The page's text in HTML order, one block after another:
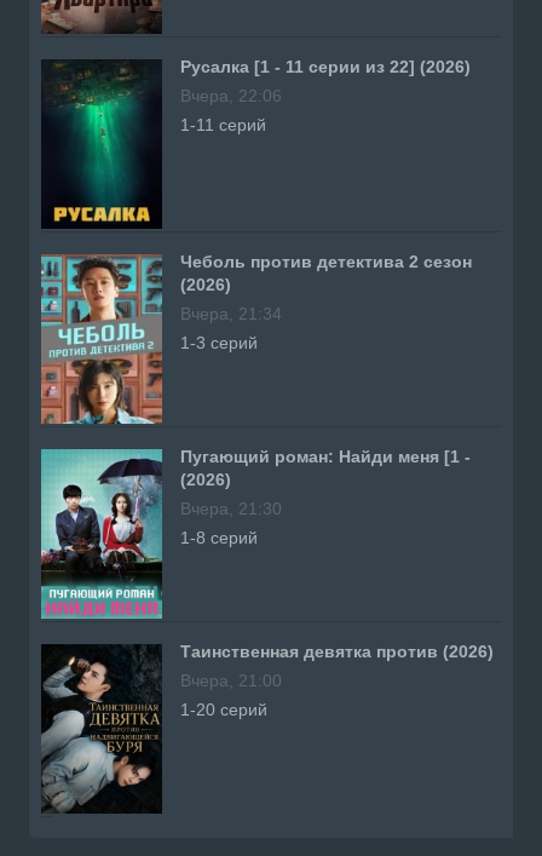
Русалка [1 - 11 серии из 22] (2026)
Вчера, 22:06
1-11 серий
Чеболь против детектива 2 сезон
(2026)
Вчера, 21:34
1-3 серий
Пугающий роман: Найди меня [1 -
(2026)
Вчера, 21:30
1-8 серий
Таинственная девятка против (2026)
Вчера, 21:00
1-20 серий